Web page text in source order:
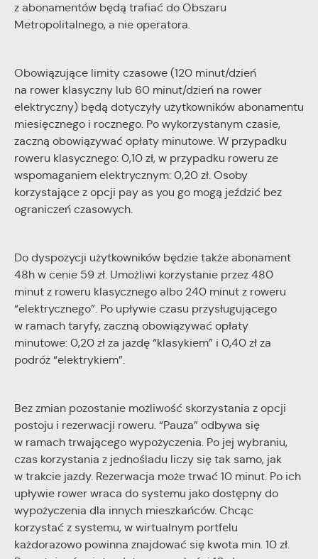
z abonamentów będą trafiać do Obszaru
Metropolitalnego, a nie operatora.
Obowiązujące limity czasowe (120 minut/dzień
na rower klasyczny lub 60 minut/dzień na rower
elektryczny) będą dotyczyły użytkowników abonamentu
miesięcznego i rocznego. Po wykorzystanym czasie,
zaczną obowiązywać opłaty minutowe. W przypadku
roweru klasycznego: 0,10 zł, w przypadku roweru ze
wspomaganiem elektrycznym: 0,20 zł. Osoby
korzystające z opcji pay as you go mogą jeździć bez
ograniczeń czasowych.
Do dyspozycji użytkowników będzie także abonament
48h w cenie 59 zł. Umożliwi korzystanie przez 480
minut z roweru klasycznego albo 240 minut z roweru
“elektrycznego”. Po upływie czasu przysługującego
w ramach taryfy, zaczną obowiązywać opłaty
minutowe: 0,20 zł za jazdę “klasykiem” i 0,40 zł za
podróż “elektrykiem”.
Bez zmian pozostanie możliwość skorzystania z opcji
postoju i rezerwacji roweru. “Pauza” odbywa się
w ramach trwającego wypożyczenia. Po jej wybraniu,
czas korzystania z jednośladu liczy się tak samo, jak
w trakcie jazdy. Rezerwacja może trwać 10 minut. Po ich
upływie rower wraca do systemu jako dostępny do
wypożyczenia dla innych mieszkańców. Chcąc
korzystać z systemu, w wirtualnym portfelu
każdorazowo powinna znajdować się kwota min. 10 zł.